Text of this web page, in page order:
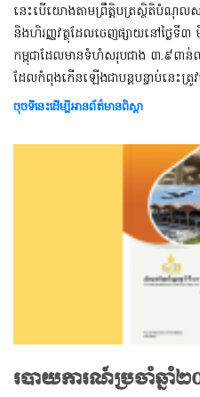
នេះបើយោងតាមព្រឹត្តិបត្រសិ្ថតិបំណុលស
និងហិរញ្ញវត្ថុដែលចេញផ្សាយនៅថ្ងៃទី
កម្ពុជាដែលមានទំហំសរុបជាង ៣.៩ព
ដែលកំពុងកើនឡើងជាបន្តបន្ទាប់នេះត្រូវ
ចុចទីនេះដើម្បីអានព័ត៌មានពិស្តា
របាយការណ៍ប្រចាំឆ្នាំ